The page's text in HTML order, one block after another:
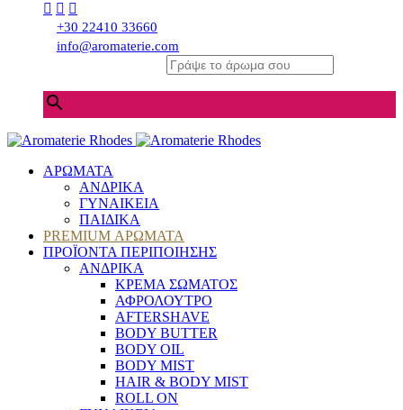
+30 22410 33660
info@aromaterie.com
ΑΡΩΜΑΤΑ
ΑΝΔΡΙΚΑ
ΓΥΝΑΙΚΕΙΑ
ΠΑΙΔΙΚΑ
PREMIUM ΑΡΩΜΑΤΑ
ΠΡΟΪΟΝΤΑ ΠΕΡΙΠΟΙΗΣΗΣ
ΑΝΔΡΙΚΑ
ΚΡΕΜΑ ΣΩΜΑΤΟΣ
ΑΦΡΟΛΟΥΤΡΟ
AFTERSHAVE
BODY BUTTER
BODY OIL
BODY MIST
HAIR & BODY MIST
ROLL ON